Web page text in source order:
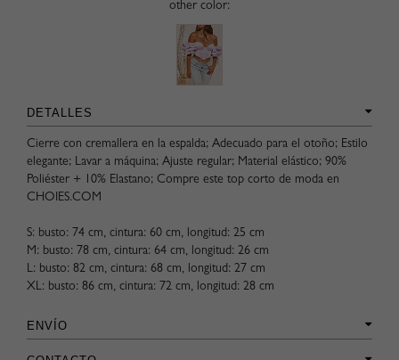
other color:
DETALLES
Cierre con cremallera en la espalda; Adecuado para el otoño; Estilo
elegante; Lavar a máquina; Ajuste regular; Material elástico; 90%
Poliéster + 10% Elastano; Compre este top corto de moda en
CHOIES.COM
S: busto: 74 cm, cintura: 60 cm, longitud: 25 cm
M: busto: 78 cm, cintura: 64 cm, longitud: 26 cm
L: busto: 82 cm, cintura: 68 cm, longitud: 27 cm
XL: busto: 86 cm, cintura: 72 cm, longitud: 28 cm
ENVÍO